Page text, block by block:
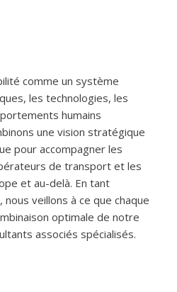
comme un système
les technologies, les
humains
une vision stratégique
pour accompagner les
de transport et les
et au-delà. En tant
nous veillons à ce que chaque
optimale de notre
associés spécialisés.